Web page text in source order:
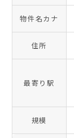
物件名カナ
住所
最寄り駅
規模